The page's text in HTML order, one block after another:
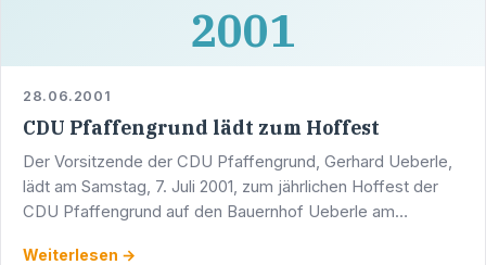
2001
28.06.2001
CDU Pfaffengrund lädt zum Hoffest
Der Vorsitzende der CDU Pfaffengrund, Gerhard Ueberle,
lädt am Samstag, 7. Juli 2001, zum jährlichen Hoffest der
CDU Pfaffengrund auf den Bauernhof Ueberle am
Weiterlesen →